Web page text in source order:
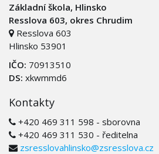
Základní škola, Hlinsko
Resslova 603, okres Chrudim
Resslova 603
Hlinsko 53901
IČO: 70913510
DS: xkwmmd6
Kontakty
+420 469 311 598 - sborovna
+420 469 311 530 - ředitelna
zsresslovahlinsko@zsresslova.cz